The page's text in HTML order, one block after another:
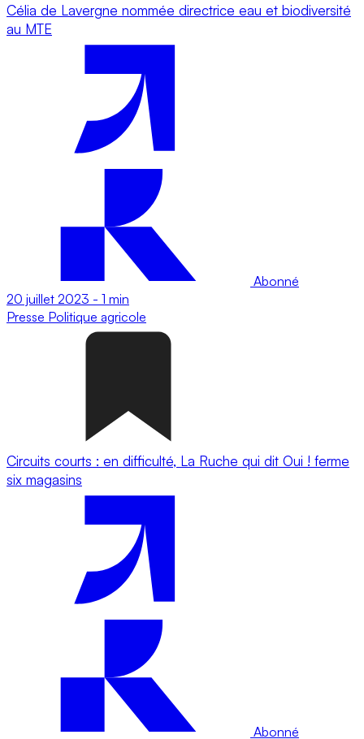
Célia de Lavergne nommée directrice eau et biodiversité
au MTE
Abonné
20 juillet 2023 - 1 min
Presse Politique agricole
Circuits courts : en difficulté, La Ruche qui dit Oui ! ferme
six magasins
Abonné